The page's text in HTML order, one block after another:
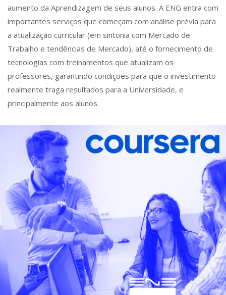
aumento da Aprendizagem de seus alunos. A ENG entra com
importantes serviços que começam com análise prévia para
a atualização curricular (em sintonia com Mercado de
Trabalho e tendências de Mercado), até o fornecimento de
tecnologias com treinamentos que atualizam os
professores, garantindo condições para que o investimento
realmente traga resultados para a Universidade, e
principalmente aos alunos.